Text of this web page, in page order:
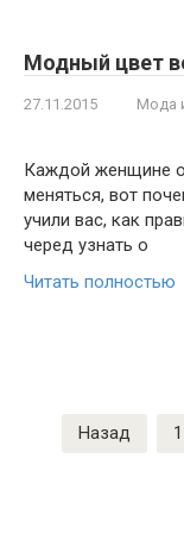
Модный цвет
27.11.2015 Мода
Каждой женщине
меняться, вот
учили вас, как
черед узнать о
Читать полностью
Пагинация
записей
Назад 1